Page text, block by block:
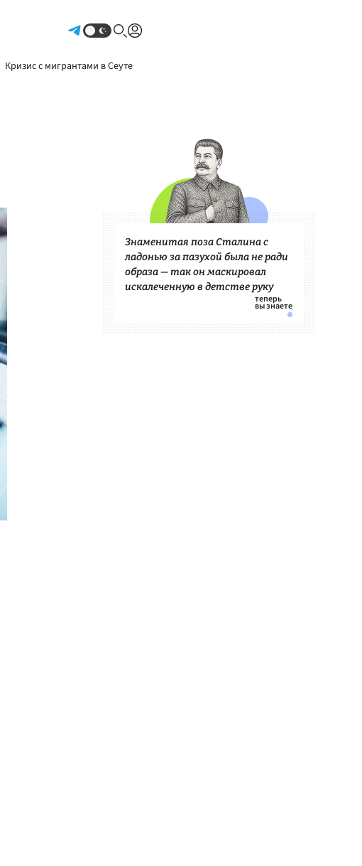
Кризис с мигрантами в Сеуте
Знаменитая поза Сталина с
ладонью за пазухой была не ради
образа — так он маскировал
искалеченную в детстве руку